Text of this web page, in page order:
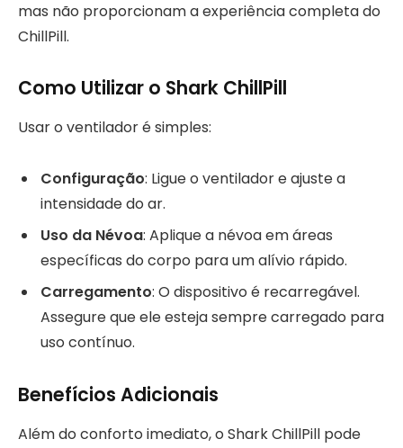
mas não proporcionam a experiência completa do
ChillPill.
Como Utilizar o Shark ChillPill
Usar o ventilador é simples:
Configuração: Ligue o ventilador e ajuste a
intensidade do ar.
Uso da Névoa: Aplique a névoa em áreas
específicas do corpo para um alívio rápido.
Carregamento: O dispositivo é recarregável.
Assegure que ele esteja sempre carregado para
uso contínuo.
Benefícios Adicionais
Além do conforto imediato, o Shark ChillPill pode